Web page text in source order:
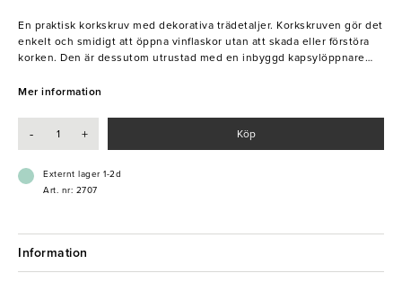
En praktisk korkskruv med dekorativa trädetaljer. Korkskruven gör det
enkelt och smidigt att öppna vinflaskor utan att skada eller förstöra
korken. Den är dessutom utrustad med en inbyggd kapsylöppnare
hotell
- Enkel att använda
Mer information
- + Köp
Externt lager 1-2d
Art. nr: 2707
Information